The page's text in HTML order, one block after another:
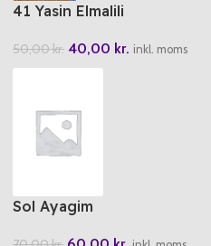
41 Yasin Elmalili
– Merve Yayinlar Cami
Boy
50,00kr. 40,00 kr. inkl. moms
Sol Ayagim